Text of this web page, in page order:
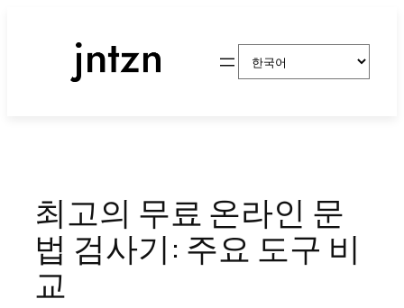
Choose
a
최고의 무료 온라인 문
법 검사기: 주요 도구 비
교